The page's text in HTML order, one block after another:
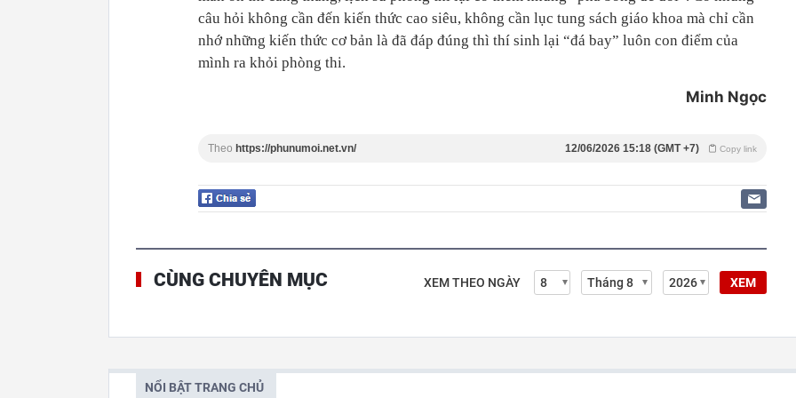
câu hỏi không cần đến kiến thức cao siêu, không cần lục tung sách giáo khoa mà chỉ cần
nhớ những kiến thức cơ bản là đã đáp đúng thì thí sinh lại “đá bay” luôn con điểm của
mình ra khỏi phòng thi.
Minh Ngọc
Theo https://phunumoi.net.vn/ Copy link
12/06/2026 15:18 (GMT +7)
CÙNG CHUYÊN MỤC XEM THEO NGÀY XEM
NỔI BẬT TRANG CHỦ